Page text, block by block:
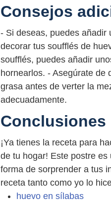
Consejos
- Si deseas, puedes añadir
decorar tus soufflés de
soufflés, puedes añadir
hornearlos. - Asegúrate de
grasa antes de verter la
adecuadamente.
Conclusiones
¡Ya tienes la receta para
de tu hogar! Este postre
forma de sorprender a tus
receta tanto como yo lo
huevo en sílabas